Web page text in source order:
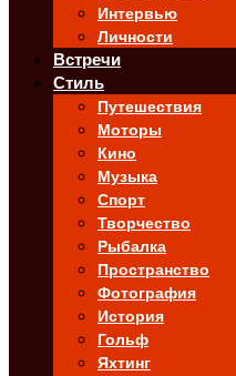
Интервью
Личности
Встречи
Стиль
Путешествия
Моторы
Кино
Музыка
Спорт
Творчество
Рыбалка
Пространство
Фотография
История
Гольф
Яхтинг